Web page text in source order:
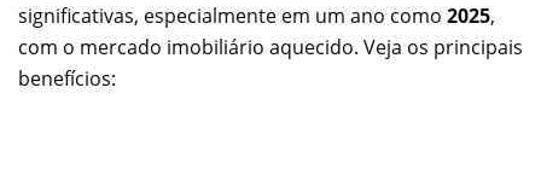
significativas, especialmente em um ano como 2025,
com o mercado imobiliário aquecido. Veja os principais
benefícios: